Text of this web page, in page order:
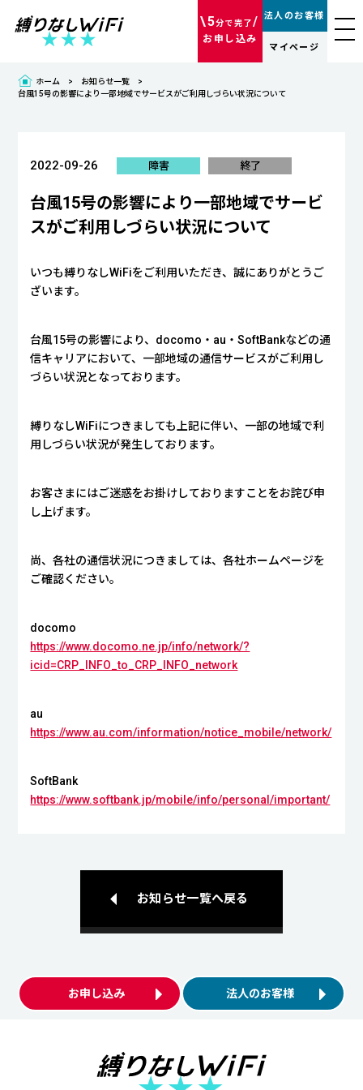
\5分で完了/
お申し込み
法人のお客様
マイページ
ホーム
お知らせ一覧
台風15号の影響により一部地域でサービスがご利用しづらい状況について
2022-09-26 障害 終了
台風15号の影響により一部地域でサービ
スがご利用しづらい状況について
いつも縛りなしWiFiをご利用いただき、誠にありがとうご
ざいます。
台風15号の影響により、docomo・au・SoftBankなどの通
信キャリアにおいて、一部地域の通信サービスがご利用し
づらい状況となっております。
縛りなしWiFiにつきましても上記に伴い、一部の地域で利
用しづらい状況が発生しております。
お客さまにはご迷惑をお掛けしておりますことをお詫び申
し上げます。
尚、各社の通信状況につきましては、各社ホームページを
ご確認ください。
docomo
https://www.docomo.ne.jp/info/network/?
icid=CRP_INFO_to_CRP_INFO_network
au
https://www.au.com/information/notice_mobile/network/
SoftBank
https://www.softbank.jp/mobile/info/personal/important/
お知らせ一覧へ戻る
お申し込み 法人のお客様